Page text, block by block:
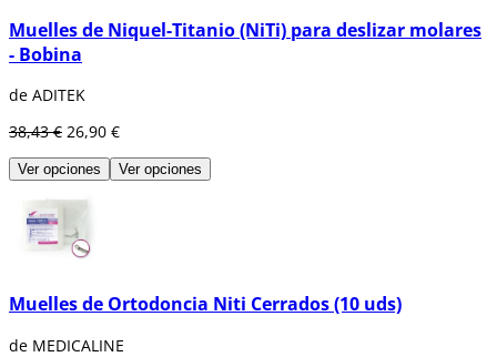
Muelles de Niquel-Titanio (NiTi) para deslizar molares
- Bobina
de ADITEK
38,43 € 26,90 €
Ver opciones Ver opciones
Muelles de Ortodoncia Niti Cerrados (10 uds)
de MEDICALINE